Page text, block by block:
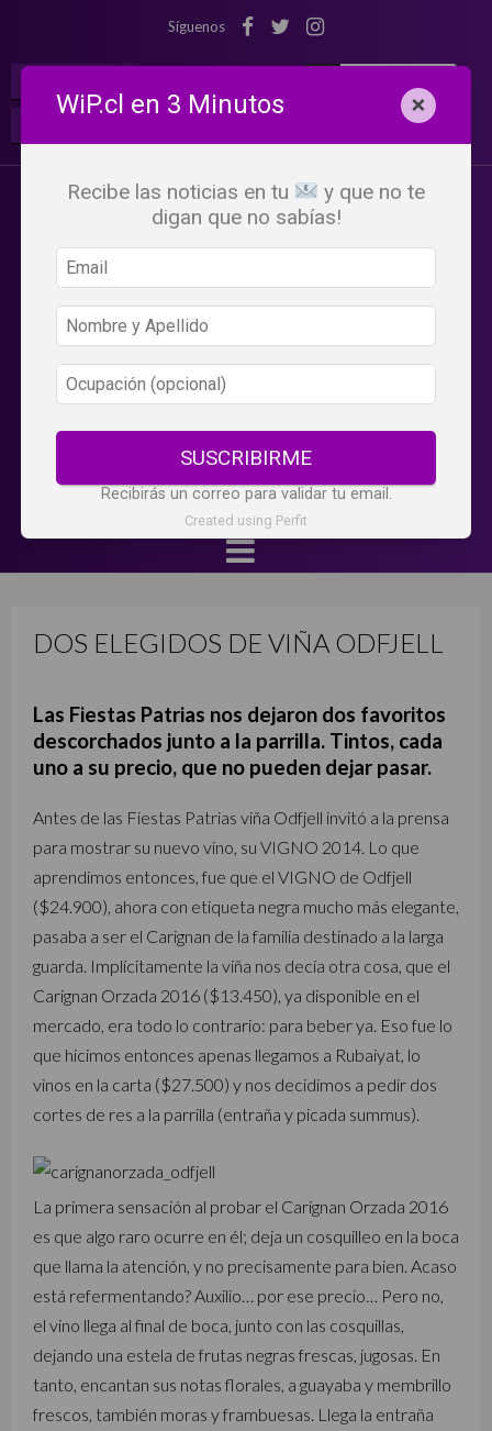
Síguenos
DOS ELEGIDOS DE VIÑA ODFJELL
Las Fiestas Patrias nos dejaron dos favoritos
descorchados junto a la parrilla. Tintos, cada
uno a su precio, que no pueden dejar pasar.
Antes de las Fiestas Patrias viña Odfjell invitó a la prensa
para mostrar su nuevo vino, su VIGNO 2014. Lo que
aprendimos entonces, fue que el VIGNO de Odfjell
($24.900), ahora con etiqueta negra mucho más elegante,
pasaba a ser el Carignan de la familia destinado a la larga
guarda. Implícitamente la viña nos decía otra cosa, que el
Carignan Orzada 2016 ($13.450), ya disponible en el
mercado, era todo lo contrario: para beber ya. Eso fue lo
que hicimos entonces apenas llegamos a Rubaiyat, lo
vinos en la carta ($27.500) y nos decidimos a pedir dos
cortes de res a la parrilla (entraña y picada summus).
La primera sensación al probar el Carignan Orzada 2016
es que algo raro ocurre en él; deja un cosquilleo en la boca
que llama la atención, y no precisamente para bien. Acaso
está refermentando? Auxilio… por ese precio… Pero no,
el vino llega al final de boca, junto con las cosquillas,
dejando una estela de frutas negras frescas, jugosas. En
tanto, encantan sus notas florales, a guayaba y membrillo
frescos, también moras y frambuesas. Llega la entraña
WiP.cl en 3 Minutos ×
Recibe las noticias en tu
y que no te
digan que no sabías!
SUSCRIBIRME
Recibirás un correo para validar tu email.
Created using Perfit